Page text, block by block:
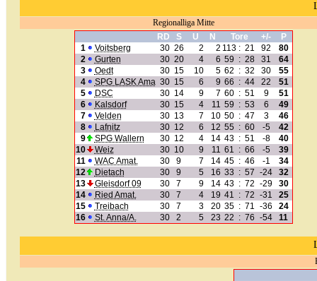
Regionalliga Mitte
RD
S U N Tore +/-
P
1
Voitsberg 30 26 2 2 113 : 21 92
80
2
Gurten 30 20 4 6 59 : 28 31
64
3
Oedt 30 15 10 5 62 : 32 30
55
4
SPG LASK Ama 30 15 6 9 66 : 44 22
51
5
DSC 30 14 9 7 60 : 51 9
51
6
Kalsdorf 30 15 4 11 59 : 53 6
49
7
Velden 30 13 7 10 50 : 47 3
46
8
Lafnitz 30 12 6 12 55 : 60 -5
42
9
SPG Wallern 30 12 4 14 43 : 51 -8
40
10
Weiz 30 10 9 11 61 : 66 -5
39
11
WAC Amat. 30 9 7 14 45 : 46 -1
34
12
Dietach 30 9 5 16 33 : 57 -24
32
13
Gleisdorf 09 30 7 9 14 43 : 72 -29
30
14
Ried Amat. 30 7 4 19 41 : 72 -31
25
15
Treibach 30 7 3 20 35 : 71 -36
24
16
St. Anna/A. 30 2 5 23 22 : 76 -54 11